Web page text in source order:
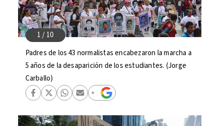
Padres de los 43 normalistas encabezaron la marcha a
5 años de la desaparición de los estudiantes. (Jorge
Carballo)